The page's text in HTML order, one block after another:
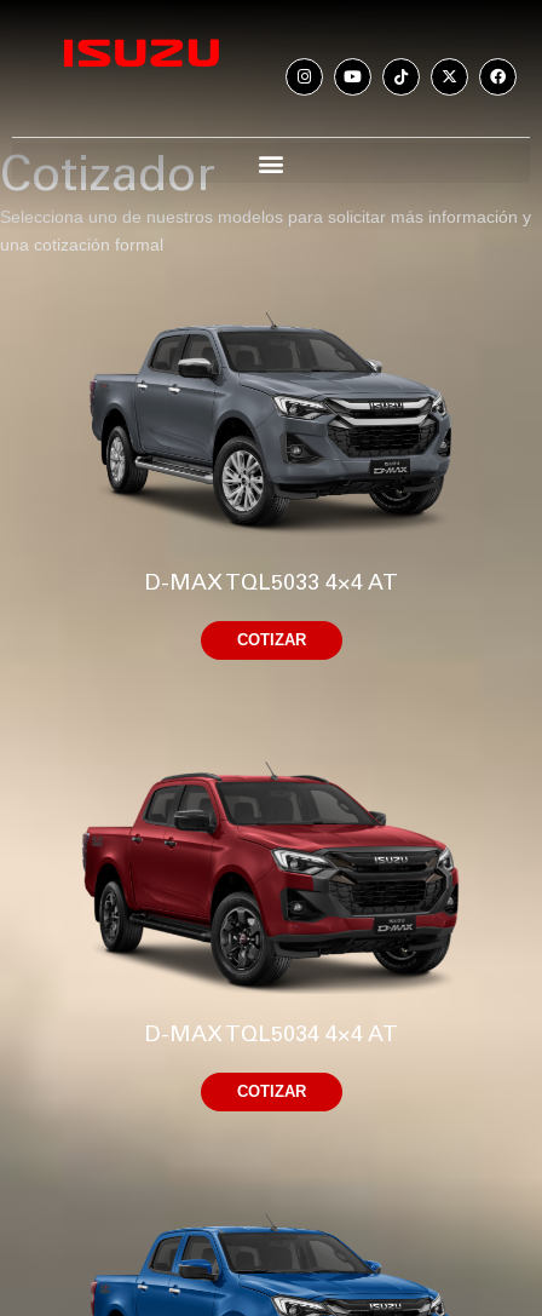
Cotizador
Selecciona uno de nuestros modelos para solicitar más información y
una cotización formal
D-MAX TQL5033 4×4 AT
COTIZAR
D-MAX TQL5034 4×4 AT
COTIZAR